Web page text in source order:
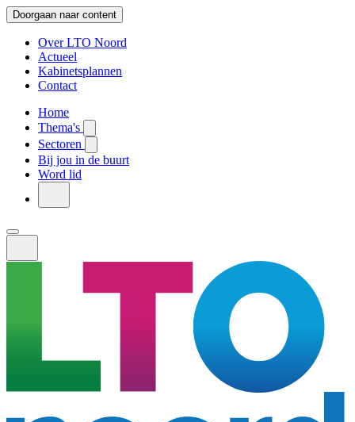
Doorgaan naar content
Over LTO Noord
Actueel
Kabinetsplannen
Contact
Home
Thema's
Sectoren
Bij jou in de buurt
Word lid